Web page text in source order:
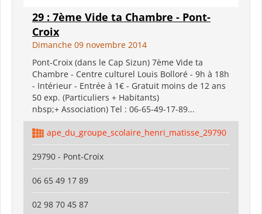
29 : 7ème Vide ta Chambre - Pont-
Croix
Dimanche 09 novembre 2014
Pont-Croix (dans le Cap Sizun) 7ème Vide ta
Chambre - Centre culturel Louis Bolloré - 9h à 18h
- Intérieur - Entrée à 1€ - Gratuit moins de 12 ans
50 exp. (Particuliers + Habitants)
nbsp;+ Association) Tel : 06-65-49-17-89...
ape_du_groupe_scolaire_henri_matisse_29790
29790 - Pont-Croix
06 65 49 17 89
02 98 70 45 87